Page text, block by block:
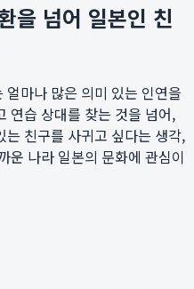
을 넘어 일본인 친
마나 많은 의미 있는 인연을
연습 상대를 찾는 것을 넘어,
친구를 사귀고 싶다는 생각,
운 나라 일본의 문화에 관심이